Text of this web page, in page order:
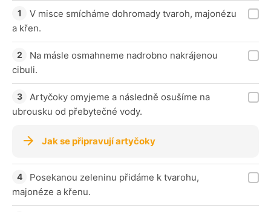
V misce smícháme dohromady tvaroh, majonézu
a křen.
Na másle osmahneme nadrobno nakrájenou
cibuli.
Artyčoky omyjeme a následně osušíme na
ubrousku od přebytečné vody.
Jak se připravují artyčoky
Posekanou zeleninu přidáme k tvarohu,
majonéze a křenu.